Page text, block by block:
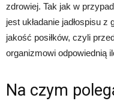
zdrowiej. Tak jak w
jest układanie jadłospisu
jakość posiłków, czyli
organizmowi odpowiednią
Na czym